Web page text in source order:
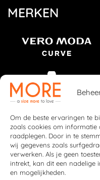
Om de beste ervaringen te
zoals cookies om
raadplegen. Door in te
wij gegevens zoals
verwerken. Als je geen
intrekt, kan dit een nadelige
en mogelijkheden.
MERKEN